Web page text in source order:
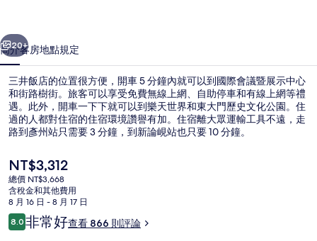
集
個 下一個
20+
簡介客房地點規定
三井飯店的位置很方便，開車 5 分鐘內就可以到國際會議暨展示中心
和街路樹街。旅客可以享受免費無線上網、自助停車和有線上網等禮
遇。此外，開車一下下就可以到樂天世界和東大門歷史文化公園。住
過的人都對住宿的住宿環境讚譽有加。住宿離大眾運輸工具不遠，走
路到彥州站只需要 3 分鐘，到新論峴站也只要 10 分鐘。
目
前
的
價
格
是
NT$3,312
總價 NT$3,668
含稅金和其他費用
8 月 16 日 - 8 月 17 日
評
論
8.08.0 分，滿分 10 分，
非常好查看 866 則評論